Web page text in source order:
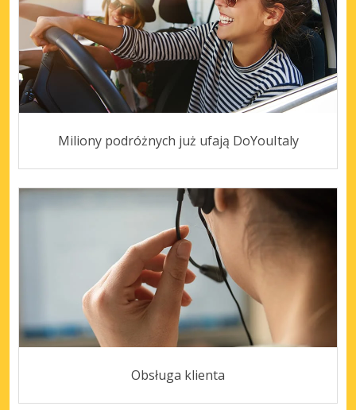
Miliony podróżnych już ufają DoYouItaly
Obsługa klienta